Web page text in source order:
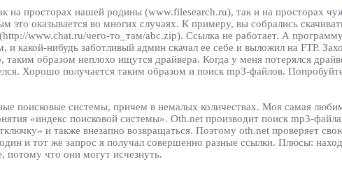
на просторах нашей родины (www.filesearch.ru), так и на просторах
оказывается во многих случаях. К примеру, вы собрались
www.chat.ru/чего-то_там/abc.zip). Ссылка не работает. А
и какой-нибудь заботливый админ скачал ее себе и выложил на FTP.
образом неплохо ищутся драйвера. Когда у меня потерялся
Хорошо получается таким образом и поиск mp3-файлов.
поисковые системы, причем в немалых количествах. Моя самая
«индекс поисковой системы». Oth.net производит поиск mp3-
и также внезапно возвращаться. Поэтому oth.net проверяет
и тот же запрос я получал совершенно разные ссылки. Плюсы:
что они могут исчезнуть.